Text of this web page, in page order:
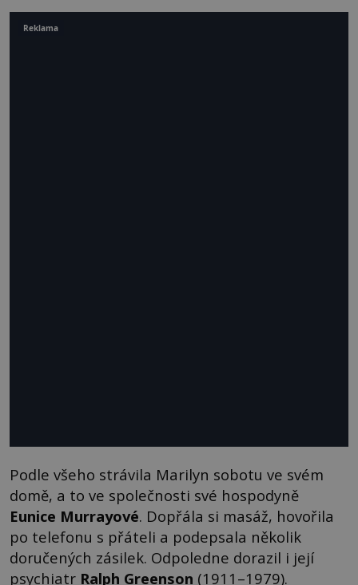
Podle všeho strávila Marilyn sobotu ve svém
domě, a to ve společnosti své hospodyně
Eunice Murrayové. Dopřála si masáž, hovořila
po telefonu s přáteli a podepsala několik
doručených zásilek. Odpoledne dorazil i její
psychiatr Ralph Greenson (1911–1979).
Reklama